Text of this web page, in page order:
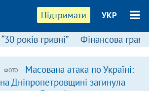
Підтримати УКР
“30 років гривні” Фінансова
ФОТО
Масована атака по Україні:
на Дніпропетровщині загинула